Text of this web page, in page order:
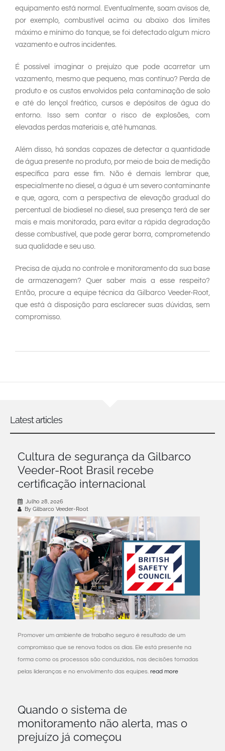
equipamento está normal. Eventualmente, soam avisos de,
por exemplo, combustível acima ou abaixo dos limites
máximo e mínimo do tanque, se foi detectado algum micro
vazamento e outros incidentes.
É possível imaginar o prejuízo que pode acarretar um
vazamento, mesmo que pequeno, mas contínuo? Perda de
produto e os custos envolvidos pela contaminação de solo
e até do lençol freático, cursos e depósitos de água do
entorno. Isso sem contar o risco de explosões, com
elevadas perdas materiais e, até humanas.
Além disso, há sondas capazes de detectar a quantidade
de água presente no produto, por meio de boia de medição
específica para esse fim. Não é demais lembrar que,
especialmente no diesel, a água é um severo contaminante
e que, agora, com a perspectiva de elevação gradual do
percentual de biodiesel no diesel, sua presença terá de ser
mais e mais monitorada, para evitar a rápida degradação
desse combustível, que pode gerar borra, comprometendo
sua qualidade e seu uso.
Precisa de ajuda no controle e monitoramento da sua base
de armazenagem? Quer saber mais a esse respeito?
Então, procure a equipe técnica da Gilbarco Veeder-Root,
que está à disposição para esclarecer suas dúvidas, sem
compromisso.
Latest articles
Cultura de segurança da Gilbarco
Veeder-Root Brasil recebe
certificação internacional
Julho 28, 2026
By Gilbarco Veeder-Root
Promover um ambiente de trabalho seguro é resultado de um
compromisso que se renova todos os dias. Ele está presente na
forma como os processos são conduzidos, nas decisões tomadas
pelas lideranças e no envolvimento das equipes. read more
Quando o sistema de
monitoramento não alerta, mas o
prejuízo já começou